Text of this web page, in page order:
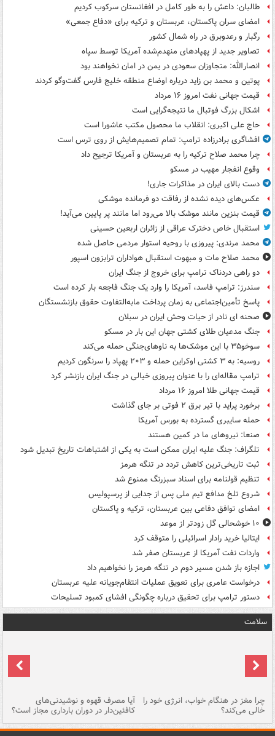
طالبان: داعش را به طور کامل در افغانستان سرکوب کردیم
امضای سران پاکستان، عربستان و ترکیه برای «دفاع جمعی»
رگبار و رعدوبرق در راه شمال کشور
تصاویر جدید از پهپادهای منهدم‌شده آمریکا توسط سپاه
انصارالله: متجاوزان سعودی در یمن در امان نخواهند بود
پوتین و محمد بن زاید درباره اوضاع منطقه خلیج فارس گفت‌وگو کردند
قیمت جهانی نفت امروز ۱۶ مرداد
اشکال بزرگ فوتبال ما نتیجه‌گرایی است
حاج علی اکبری: انقلاب ما محصول مکتب عاشورا است
افشاگری برادرزاده ترامپ: تمام تصمیم‌هایش از روی ترس است
چرا محمد صلاح ترکیه را به عربستان و آمریکا ترجیح داد
وقوع انفجار مهیب در مسکو
دست بالای ایران در مذاکرات جاری!
عکس‌های دیده نشده از رفاقت دو فرمانده‌ موشکی
قیمت بنزین مانند موشک بالا می‌رود اما مانند پر پایین می‌آید!
استقبال خاص دخترک عراقی از زائران اربعین حسینی
محمد مرندی: پیروزی با روحیه استوار مردمی حاصل شده
محمد صلاح مات و مبهوت استقبال هواداران ترابزون اسپور
دو راهی دردناک ترامپ برای خروج از جنگ ایران
سندرز: ترامپ فاسد، آمریکا را وارد یک جنگ فاجعه بار کرده است
پاسخ تأمین‌اجتماعی به زمان پرداخت مابه‌التفاوت حقوق بازنشستگان
صحنه ای نادر از حیات وحش ایران در سبلان
جنگ مدعیان طلای کشتی جهان این بار در مسکو
سوخو۳۵ با این موشک‌ها به ناوهای‌جنگی حمله می‌کند
روسیه: به ۳ کشتی اوکراین حمله و ۲۰۳ پهپاد را سرنگون کردیم
ترامپ مقاله‌ای را با عنوان پیروزی خیالی در جنگ ایران بازنشر کرد
قیمت جهانی طلا امروز ۱۶ مرداد
برخورد پراید با تیر برق ۲ فوتی بر جای گذاشت
حمله سایبری گسترده به بورس آمریکا
صنعا: نیروهای ما در کمین‌ هستند
تلگراف: جنگ علیه ایران ممکن است به یکی از اشتباهات تاریخ تبدیل شود
ثبت تاریخی‌ترین کاهش تردد در تنگه هرمز
تنظیم قولنامه برای اسناد سبزرنگ ممنوع شد
شروع تلخ مدافع تیم ملی پس از جدایی از پرسپولیس
امضای توافق دفاعی بین عربستان، ترکیه و پاکستان
۱۰ خوشحالی گل زودتر از موعد
ایتالیا خرید رادار اسرائیلی را متوقف کرد
واردات نفت آمریکا از عربستان صفر شد
اجازه باز شدن مسیر دوم در تنگه هرمز را نخواهیم داد
درخواست عامری برای تعویق عملیات انتقام‌جویانه علیه عربستان
دستور ترامپ برای تحقیق درباره چگونگی افشای کمبود تسلیحات
سلامت
چرا مغز در هنگام خواب، انرژی خود را
خالی می‌کند؟
آیا مصرف قهوه و نوشیدنی‌های
کافئین‌دار در دوران بارداری مجاز است؟